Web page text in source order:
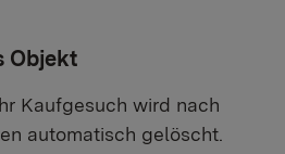
Objekt
Kaufgesuch wird nach
automatisch gelöscht.